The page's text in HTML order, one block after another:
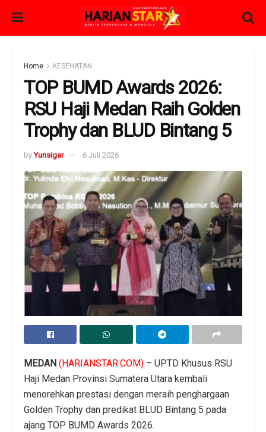
Home KESEHATAN
TOP BUMD Awards 2026:
RSU Haji Medan Raih Golden
Trophy dan BLUD Bintang 5
by Yunsigar 6 Juli 2026
MEDAN (HARIANSTAR.COM) – UPTD Khusus RSU
Haji Medan Provinsi Sumatera Utara kembali
menorehkan prestasi dengan meraih penghargaan
Golden Trophy dan predikat BLUD Bintang 5 pada
ajang TOP BUMD Awards 2026.